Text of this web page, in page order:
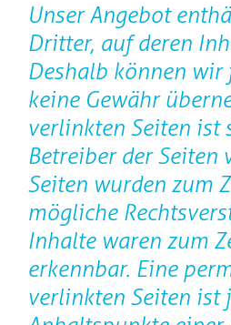
Unser Angebot
Dritter, auf deren
Deshalb können wir
keine Gewähr
verlinkten Seiten ist
Betreiber der
Seiten wurden zum
mögliche
Inhalte waren zum
erkennbar. Eine
verlinkten Seiten ist